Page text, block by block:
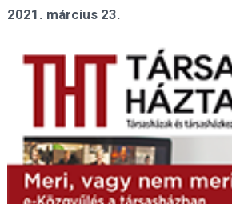
2021. március 23.